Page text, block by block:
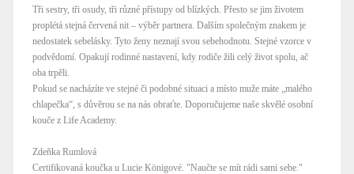
Tři sestry, tři osudy, tři různé přístupy od blízkých. Přesto se jim životem
proplétá stejná červená nit – výběr partnera. Dalším společným znakem je
nedostatek sebelásky. Tyto ženy neznají svou sebehodnotu. Stejné vzorce v
podvědomí. Opakují rodinné nastavení, kdy rodiče žili celý život spolu, ač
oba trpěli.
Pokud se nacházíte ve stejné či podobné situaci a místo muže máte „malého
chlapečka“, s důvěrou se na nás obraťte. Doporučujeme naše skvělé osobní
kouče z Life Academy.
Zdeňka Rumlová
Certifikovaná koučka u Lucie Königové. "Naučte se mít rádi sami sebe."